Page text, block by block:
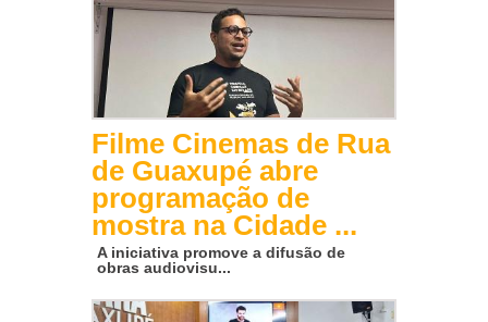
Filme Cinemas de Rua
de Guaxupé abre
programação de
mostra na Cidade ...
A iniciativa promove a difusão de
obras audiovisu...